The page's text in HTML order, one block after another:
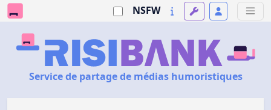
NSFW
Service de partage de médias humoristiques